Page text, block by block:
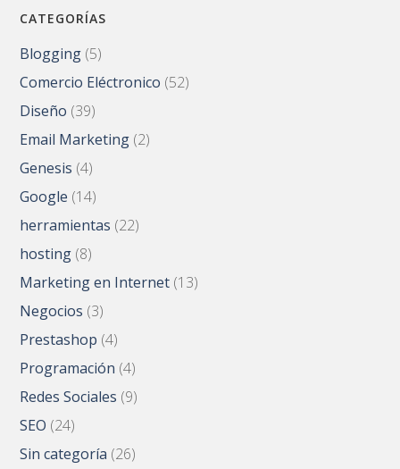
CATEGORÍAS
Blogging (5)
Comercio Eléctronico (52)
Diseño (39)
Email Marketing (2)
Genesis (4)
Google (14)
herramientas (22)
hosting (8)
Marketing en Internet (13)
Negocios (3)
Prestashop (4)
Programación (4)
Redes Sociales (9)
SEO (24)
Sin categoría (26)